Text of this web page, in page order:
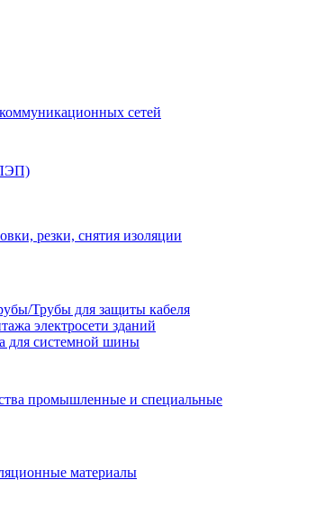
сетей
резки, снятия изоляции
Трубы для защиты кабеля
электросети зданий
для системной шины
промышленные и специальные
материалы